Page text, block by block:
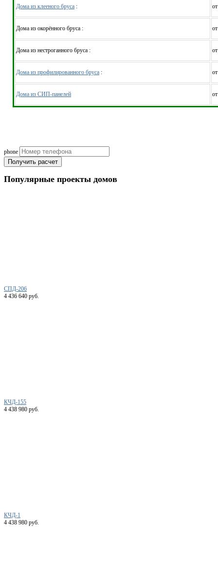
Дома из клееного бруса :
Дома из окорённого бруса :
Дома из нестроганного бруса :
Дома из профилированного бруса :
Дома из СИП-панелей
phone
Получить расчет
Популярные проекты домов
СПД-206
4 436 640 руб.
КЧД-155
4 438 980 руб.
КЧД-1
4 438 980 руб.